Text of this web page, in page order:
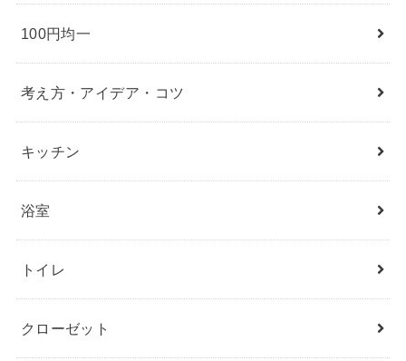
100円均一
考え方・アイデア・コツ
キッチン
浴室
トイレ
クローゼット